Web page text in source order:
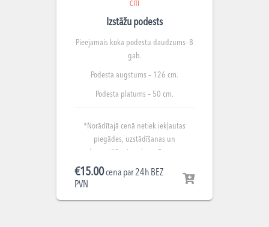
CITI
Izstāžu podests
Pieejamais koka podestu daudzums- 8
gab.
Podesta augstums – 126 cm.
Podesta platums – 50 cm.
*Norādītajā cenā netiek iekļautas
piegādes, uzstādīšanas un
demontāžas izmaksas. Summa
norādīta par nomu 1 gab.
€15.00cena par 24h BEZ
PVN